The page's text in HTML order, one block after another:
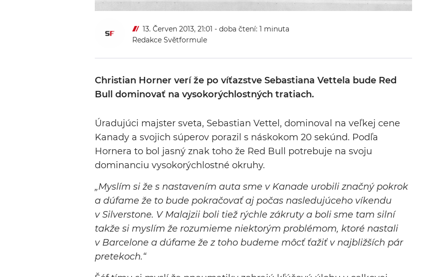
13. Červen 2013, 21:01 - doba čtení: 1 minuta
Redakce Světformule
Christian Horner verí že po víťazstve Sebastiana Vettela bude Red
Bull dominovať na vysokorýchlostných tratiach.
Úradujúci majster sveta, Sebastian Vettel, dominoval na veľkej cene
Kanady a svojich súperov porazil s náskokom 20 sekúnd. Podľa
Hornera to bol jasný znak toho že Red Bull potrebuje na svoju
dominanciu vysokorýchlostné okruhy.
„Myslím si že s nastavením auta sme v Kanade urobili značný pokrok
a dúfame že to bude pokračovať aj počas nasledujúceho víkendu
v Silverstone. V Malajzii boli tiež rýchle zákruty a boli sme tam silní
takže si myslím že rozumieme niektorým problémom, ktoré nastali
v Barcelone a dúfame že z toho budeme môcť ťažiť v najbližších pár
pretekoch.“